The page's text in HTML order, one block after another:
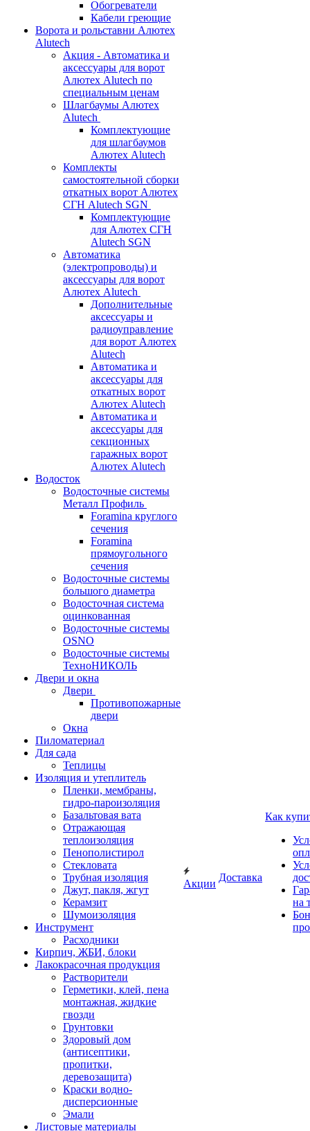
Обогреватели
Кабели греющие
Ворота и рольставни Алютех
Alutech
Акция - Автоматика и
аксессуары для ворот
Алютех Alutech по
специальным ценам
Шлагбаумы Алютех
Alutech
Комплектующие
для шлагбаумов
Алютех Alutech
Комплекты
самостоятельной сборки
откатных ворот Алютех
СГН Alutech SGN
Комплектующие
для Алютех СГН
Alutech SGN
Автоматика
(электропроводы) и
аксессуары для ворот
Алютех Alutech
Дополнительные
аксессуары и
радиоуправление
для ворот Алютех
Alutech
Автоматика и
аксессуары для
откатных ворот
Алютех Alutech
Автоматика и
аксессуары для
секционных
гаражных ворот
Алютех Alutech
Водосток
Водосточные системы
Металл Профиль
Foramina круглого
сечения
Foramina
прямоугольного
сечения
Водосточные системы
большого диаметра
Водосточная система
оцинкованная
Водосточные системы
OSNO
Водосточные системы
ТехноНИКОЛЬ
Двери и окна
Двери
Противопожарные
двери
Окна
Пиломатериал
Для сада
Теплицы
Изоляция и утеплитель
Пленки, мембраны,
гидро-пароизоляция
Базальтовая вата
Отражающая
теплоизоляция
Пенополистирол
Стекловата
Трубная изоляция
Джут, пакля, жгут
Керамзит
Шумоизоляция
Инструмент
Расходники
Кирпич, ЖБИ, блоки
Лакокрасочная продукция
Растворители
Герметики, клей, пена
монтажная, жидкие
гвозди
Грунтовки
Здоровый дом
(антисептики,
пропитки,
деревозащита)
Краски водно-
дисперсионные
Эмали
Листовые материалы
Акции
Доставка
Как
на